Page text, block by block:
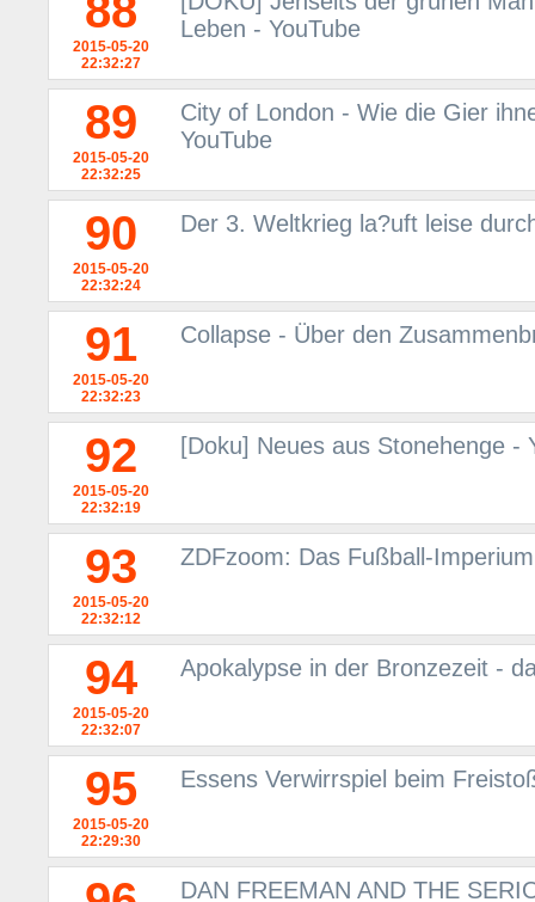
88
2015-05-20
22:32:27
Leben - YouTube
89
2015-05-20
22:32:25
City of London - Wie die Gier
YouTube
90
2015-05-20
22:32:24
Der 3. Weltkrieg la?uft leise
91
2015-05-20
22:32:23
Collapse - Über den
92
2015-05-20
22:32:19
[Doku] Neues aus Stonehenge -
93
2015-05-20
22:32:12
ZDFzoom: Das Fußball-
94
2015-05-20
22:32:07
Apokalypse in der Bronzezeit -
95
2015-05-20
22:29:30
Essens Verwirrspiel beim
DAN FREEMAN AND THE